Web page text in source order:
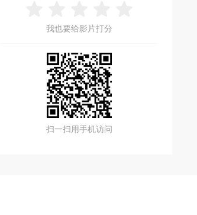
我也要给影片打分
扫一扫用手机访问